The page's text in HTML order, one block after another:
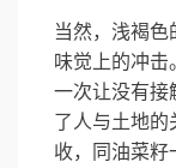
当然，浅褐
味觉上的冲击
一次让没有接
了人与土地的
收，同油菜籽